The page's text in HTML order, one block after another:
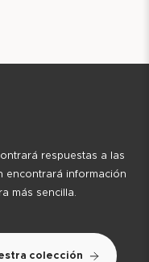
respuestas a las
encontrará información
más sencilla.
colección